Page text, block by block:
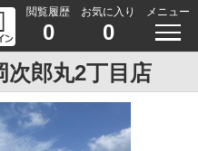
閲覧履歴
0
お気に入り
0
メニュー
郎丸2丁目店